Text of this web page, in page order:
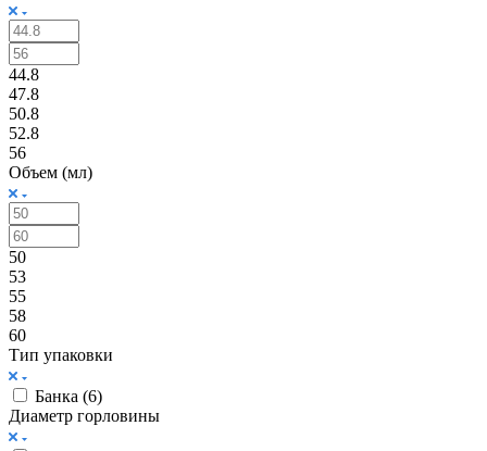
44.8
47.8
50.8
52.8
56
Объем (мл)
50
53
55
58
60
Тип упаковки
Банка (6)
Диаметр горловины